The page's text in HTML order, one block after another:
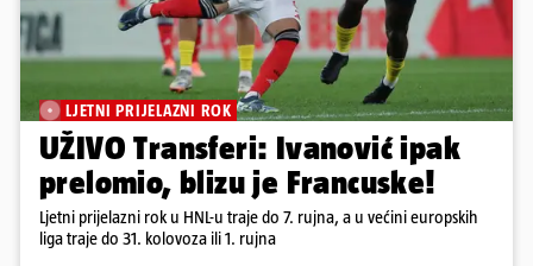
LJETNI PRIJELAZNI ROK
UŽIVO Transferi: Ivanović ipak
prelomio, blizu je Francuske!
Ljetni prijelazni rok u HNL-u traje do 7. rujna, a u većini europskih
liga traje do 31. kolovoza ili 1. rujna